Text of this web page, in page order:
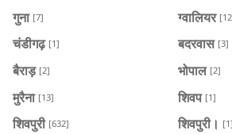
गुना [7] ग्वालियर
चंडीगढ़ [1] बदरवास [3]
बैराड़ [2] भोपाल [2]
मुरैना [13] शिवप [1]
शिवपुरी [632] शिवपुरी। [1]